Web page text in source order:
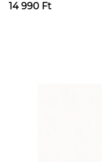
14 990 Ft